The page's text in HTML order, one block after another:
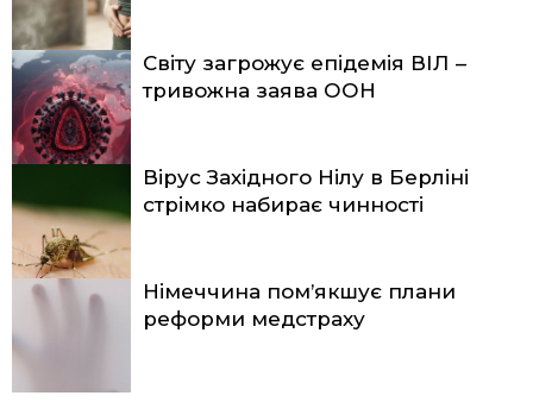
Світу загрожує епідемія ВІЛ –
тривожна заява ООН
Вірус Західного Нілу в Берліні
стрімко набирає чинності
Німеччина пом’якшує плани
реформи медстраху